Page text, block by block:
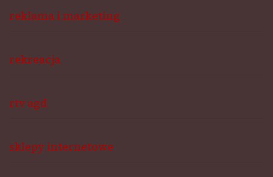
reklama i marketing
rekreacja
rtv agd
sklepy internetowe